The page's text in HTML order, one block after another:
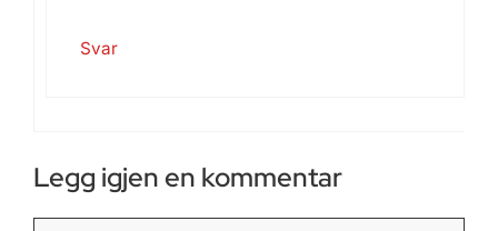
Svar
Legg igjen en kommentar